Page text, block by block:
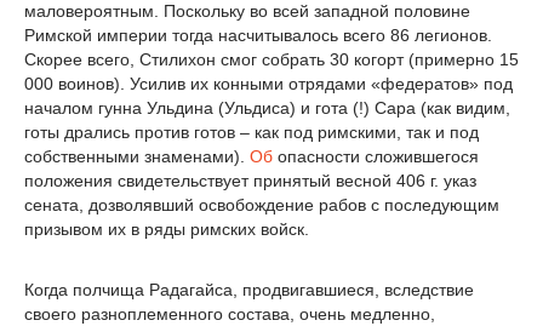
маловероятным. Поскольку во всей западной половине
Римской империи тогда насчитывалось всего 86 легионов.
Скорее всего, Стилихон смог собрать 30 когорт (примерно 15
000 воинов). Усилив их конными отрядами «федератов» под
началом гунна Ульдина (Ульдиса) и гота (!) Сара (как видим,
готы дрались против готов – как под римскими, так и под
собственными знаменами). Об опасности сложившегося
положения свидетельствует принятый весной 406 г. указ
сената, дозволявший освобождение рабов с последующим
призывом их в ряды римских войск.
Когда полчища Радагайса, продвигавшиеся, вследствие
своего разноплеменного состава, очень медленно,